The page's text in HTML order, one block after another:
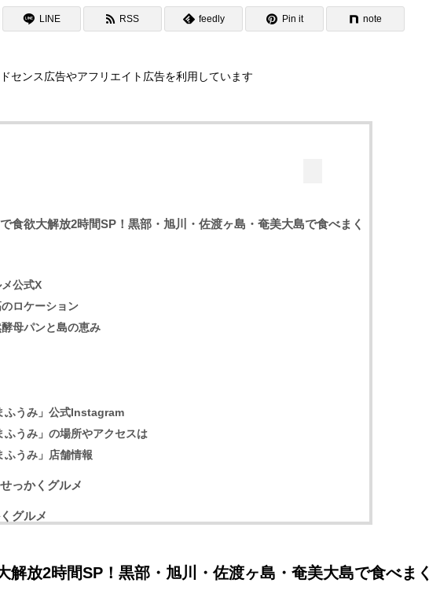
LINE RSS feedly Pin it note
センス広告やアフリエイト広告を利用しています
食欲大解放2時間SP！黒部・旭川・佐渡ヶ島・奄美大島で食べまく
公式X
ロケーション
母パンと島の恵み
ふうみ」公式Instagram
ふうみ」の場所やアクセスは
ふうみ」店舗情報
っかくグルメ
グルメ
解放2時間SP！黒部・旭川・佐渡ヶ島・奄美大島で食べまく